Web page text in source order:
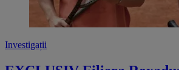
Investigații